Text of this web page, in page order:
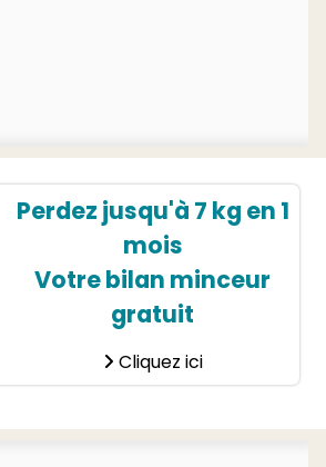
Perdez jusqu'à 7 kg en 1
mois
Votre bilan minceur
gratuit
Cliquez ici